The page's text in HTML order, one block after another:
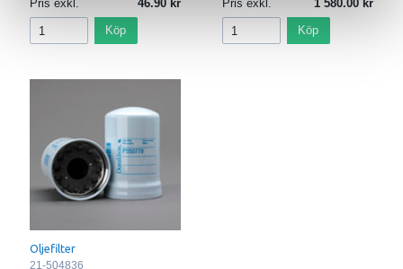
Pris exkl. 46.90
Köp
Pris exkl. 1 580.00
Köp
Oljefilter
21-504836